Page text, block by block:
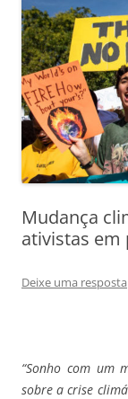
Mudança
ativistas
Deixe uma resposta
“Sonho com um
sobre a crise